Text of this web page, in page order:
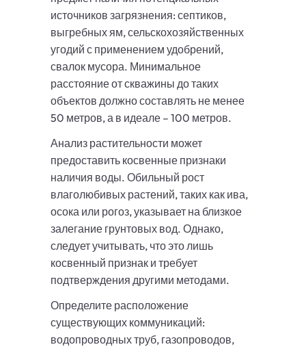
источников загрязнения: септиков,
выгребных ям, сельскохозяйственных
угодий с применением удобрений,
свалок мусора. Минимальное
расстояние от скважины до таких
объектов должно составлять не менее
50 метров, а в идеале – 100 метров.
Анализ растительности может
предоставить косвенные признаки
наличия воды. Обильный рост
влаголюбивых растений, таких как ива,
осока или рогоз, указывает на близкое
залегание грунтовых вод. Однако,
следует учитывать, что это лишь
косвенный признак и требует
подтверждения другими методами.
Определите расположение
существующих коммуникаций:
водопроводных труб, газопроводов,